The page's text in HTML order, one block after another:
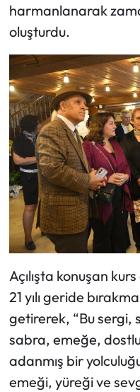
harmanlanarak
oluşturdu.
Açılışta konuşan
21 yılı geride
getirerek, “Bu sergi,
sabra, emeğe,
adanmış bir
emeği, yüreği ve